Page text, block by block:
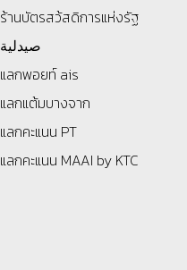
ร้านบัตรสว้สดิการแห่งรัฐ
صيدلية
แลกพอยท์ ais
แลกแต้มบางจาก
แลกคะแนน PT
แลกคะแนน MAAI by KTC